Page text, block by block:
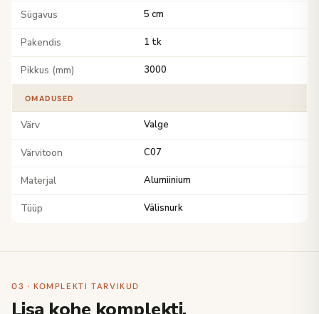
Sügavus 5 cm
Pakendis 1 tk
Pikkus (mm) 3000
OMADUSED
Värv Valge
Värvitoon C07
Materjal Alumiinium
Tüüp Välisnurk
03 · KOMPLEKTI TARVIKUD